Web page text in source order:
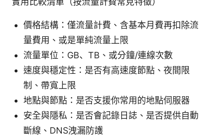
價格結構：僅流量計費、含基本月費再扣除流
量費用、或是單純流量上限
流量單位：GB、TB、或分鐘/連線次數
速度與穩定性：是否有高速度節點、夜間限
制、帶寬上限
地點與節點：是否支援你常用的地點伺服器
安全與隱私：是否會記錄日誌、是否提供自動
斷線、DNS洩漏防護